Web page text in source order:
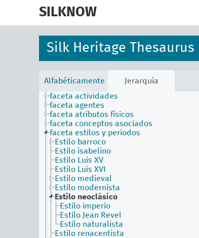
SILKNOW
Silk Heritage Thesaurus
Alfabéticamente
Jerarquía
faceta actividades
faceta agentes
faceta atributos físicos
faceta conceptos asociados
faceta estilos y periodos
Estilo barroco
Estilo isabelino
Estilo Luis XV
Estilo Luis XVI
Estilo medieval
Estilo modernista
Estilo neoclásico
Estilo imperio
Estilo Jean Revel
Estilo naturalista
Estilo renacentista